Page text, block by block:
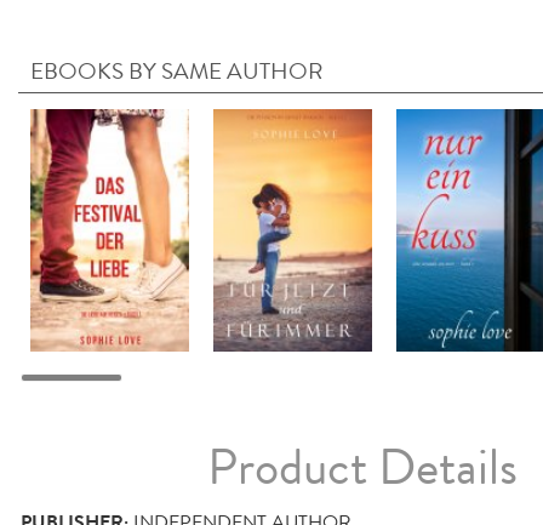
EBOOKS BY SAME AUTHOR
Product Details